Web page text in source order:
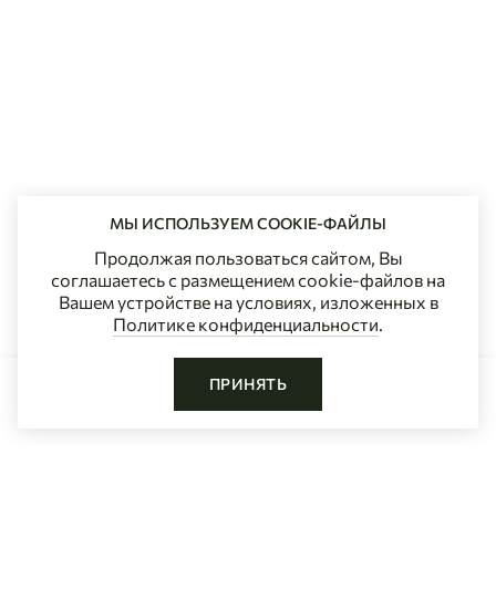
МЫ ИСПОЛЬЗУЕМ COOKIE-ФАЙЛЫ
Продолжая пользоваться сайтом, Вы
соглашаетесь с размещением cookie-файлов на
Вашем устройстве на условиях, изложенных в
Политике конфиденциальности.
ПРИНЯТЬ